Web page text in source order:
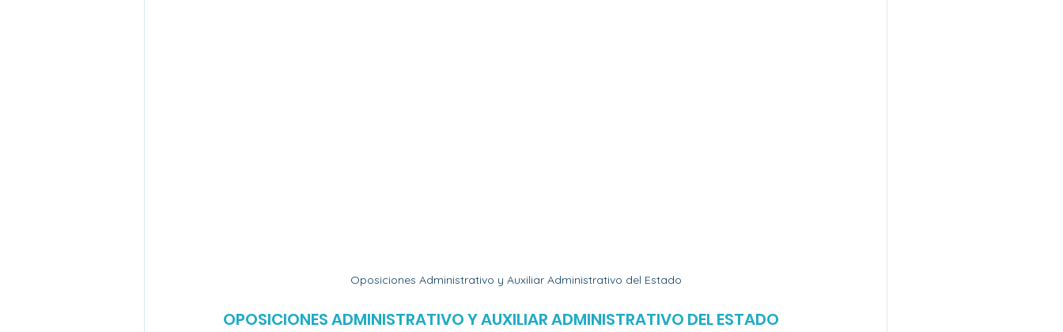
Oposiciones Administrativo y Auxiliar Administrativo del Estado
OPOSICIONES ADMINISTRATIVO Y AUXILIAR ADMINISTRATIVO DEL ESTADO